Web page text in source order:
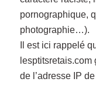
pornographique,
photographie…).
Il est ici rappelé
lesptitsretais.com
de l’adresse IP